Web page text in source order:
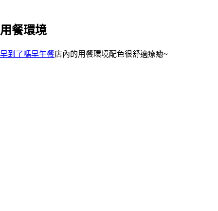
用餐環境
早到了嗎早午餐店內的用餐環境配色很舒適療癒~